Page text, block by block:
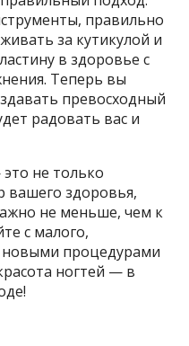
правильно
за кутикулой и
в здоровье с
Теперь вы
превосходный
радовать вас и
не только
вашего здоровья,
не меньше, чем к
с малого,
новыми процедурами
ногтей — в